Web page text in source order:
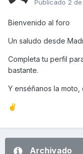
Publicado 2
Bienvenido al foro
Un saludo desde
Completa tu perfil
bastante.
Y enséñanos la moto,
✌️
Archivado